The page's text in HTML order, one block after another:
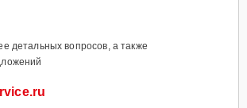
детальных вопросов, а также